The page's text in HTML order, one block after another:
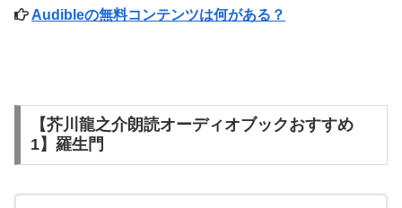
Audibleの無料コンテンツは何がある？
【芥川龍之介朗読オーディオブックおすすめ
1】羅生門